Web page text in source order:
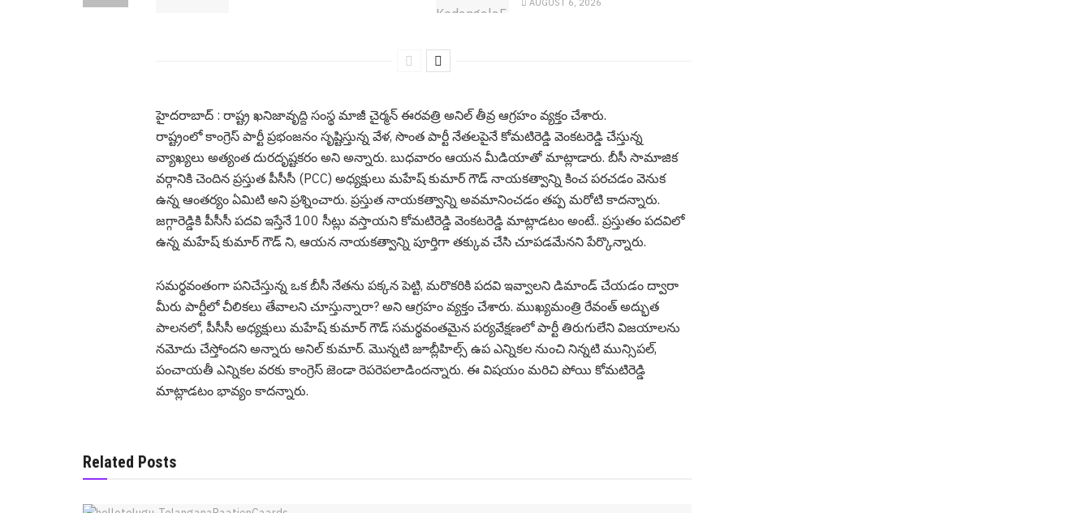
హైద‌రాబాద్ : రాష్ట్ర ఖనిజావృద్ది సంస్థ మాజీ చైర్మ‌న్ ఈరవత్రి అనిల్ తీవ్ర ఆగ్ర‌హం వ్య‌క్తం చేశారు.
రాష్ట్రంలో కాంగ్రెస్ పార్టీ ప్రభంజనం సృష్టిస్తున్న వేళ, సొంత పార్టీ నేతలపైనే కోమటిరెడ్డి వెంకటరెడ్డి చేస్తున్న
వ్యాఖ్యలు అత్యంత దురదృష్టకరం అని అన్నారు. బుధ‌వారం ఆయ‌న మీడియాతో మాట్లాడారు. బీసీ సామాజిక
వర్గానికి చెందిన ప్రస్తుత పీసీసీ (PCC) అధ్యక్షులు మహేష్ కుమార్ గౌడ్ నాయకత్వాన్ని కించ పరచడం వెనుక
ఉన్న ఆంతర్యం ఏమిటి అని ప్ర‌శ్నించారు. ప్రస్తుత నాయకత్వాన్ని అవమానించడం త‌ప్ప మ‌రోటి కాద‌న్నారు.
జగ్గారెడ్డికి పీసీసీ పదవి ఇస్తేనే 100 సీట్లు వస్తాయని కోమటిరెడ్డి వెంకటరెడ్డి మాట్లాడటం అంటే.. ప్రస్తుతం పదవిలో
ఉన్న మహేష్ కుమార్ గౌడ్ ని, ఆయన నాయకత్వాన్ని పూర్తిగా తక్కువ చేసి చూపడమేన‌ని పేర్కొన్నారు.
సమర్థవంతంగా పనిచేస్తున్న ఒక బీసీ నేతను పక్కన పెట్టి, మరొకరికి పదవి ఇవ్వాలని డిమాండ్ చేయడం ద్వారా
మీరు పార్టీలో చీలికలు తేవాలని చూస్తున్నారా? అని ఆగ్ర‌హం వ్య‌క్తం చేశారు. ముఖ్యమంత్రి రేవంత్ అద్భుత
పాలనలో, పీసీసీ అధ్యక్షులు మహేష్ కుమార్ గౌడ్ సమర్థవంతమైన పర్యవేక్షణలో పార్టీ తిరుగులేని విజయాలను
నమోదు చేస్తోందని అన్నారు అనిల్ కుమార్. మొన్నటి జూబ్లీహిల్స్ ఉప ఎన్నికల నుంచి నిన్నటి మున్సిపల్,
పంచాయతీ ఎన్నికల వరకు కాంగ్రెస్ జెండా రెపరెపలాడిందన్నారు. ఈ విష‌యం మ‌రిచి పోయి కోమ‌టిరెడ్డి
మాట్లాడ‌టం భావ్యం కాద‌న్నారు.
Related Posts